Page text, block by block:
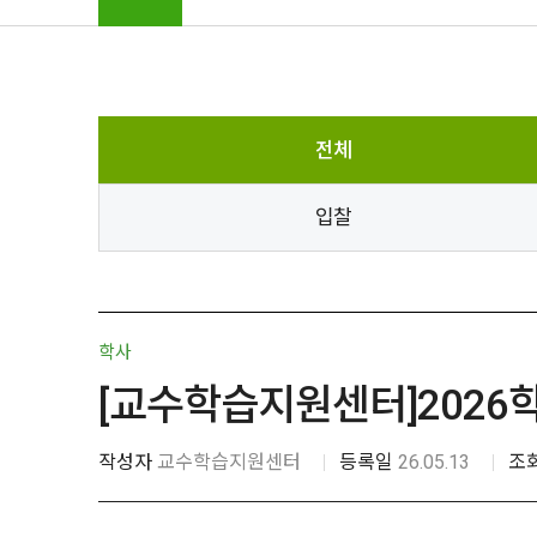
전체
입찰
학사
[교수학습지원센터]2026
작성자 교수학습지원센터 등록일 26.05.13 조